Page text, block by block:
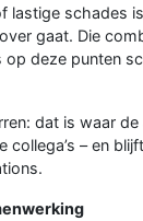
lastige schades
gaat. Die
deze punten
dat is waar
– en